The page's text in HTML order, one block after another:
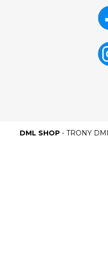
DML SHOP - TRONY